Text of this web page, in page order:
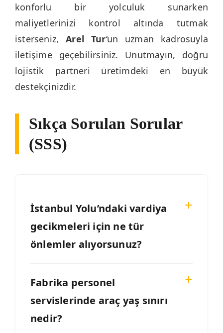
konforlu bir yolculuk sunarken
maliyetlerinizi kontrol altında tutmak
isterseniz,Arel Tur‘un uzman kadrosuyla
iletişime geçebilirsiniz. Unutmayın, doğru
lojistik partneri üretimdeki en büyük
destekçinizdir.
Sıkça Sorulan Sorular
(SSS)
İstanbul Yolu’ndaki vardiya
gecikmeleri için ne tür
önlemler alıyorsunuz?
Fabrika personel
servislerinde araç yaş sınırı
nedir?